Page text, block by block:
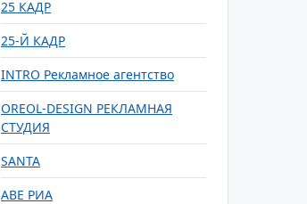
25 КАДР
25-Й КАДР
INTRO Рекламное агентство
OREOL-DESIGN РЕКЛАМНАЯ
СТУДИЯ
SANTA
АВЕ РИА